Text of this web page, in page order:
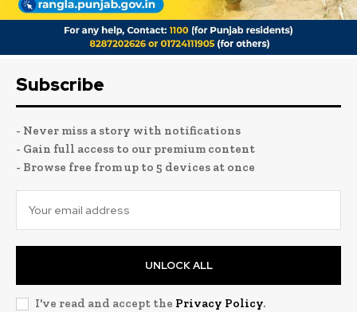
Subscribe
- Never miss a story with notifications
- Gain full access to our premium content
- Browse free from up to 5 devices at once
UNLOCK ALL
I've read and accept the Privacy Policy.